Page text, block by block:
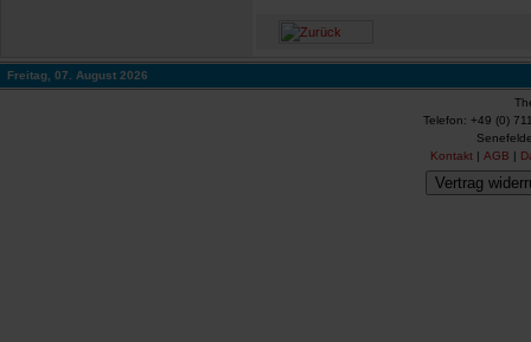
Freitag, 07. August 2026
Telefon: +49 (0)
Kontakt | AGB |
Vertrag